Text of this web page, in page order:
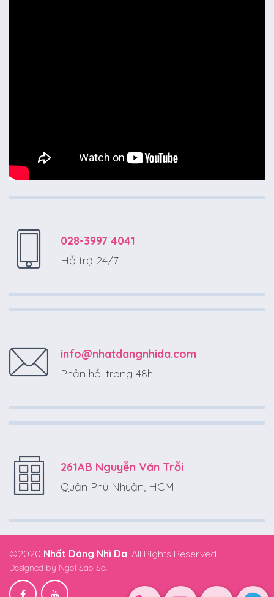
028-3997 4041
Hỗ trợ 24/7
info@nhatdangnhida.com
Phản hồi trong 48h
261AB Nguyễn Văn Trỗi
Quận Phú Nhuận, HCM
©2020 Nhất Dáng Nhì Da. All Rights Reserved.
Designed by Ngoi Sao So.